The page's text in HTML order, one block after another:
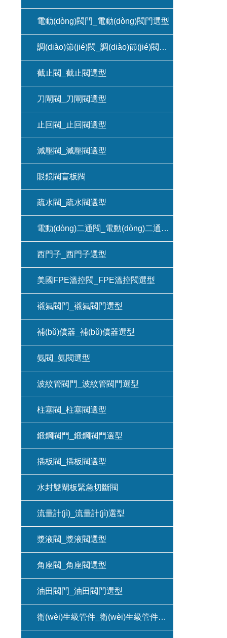
電動(dòng)閥門_電動(dòng)閥門選型
調(diào)節(jié)閥_調(diào)節(jié)閥選型
截止閥_截止閥選型
刀閘閥_刀閘閥選型
止回閥_止回閥選型
減壓閥_減壓閥選型
眼鏡閥盲板閥
疏水閥_疏水閥選型
電動(dòng)二通閥_電動(dòng)二通閥選型
西門子_西門子選型
美國FPE溫控閥_FPE溫控閥選型
襯氟閥門_襯氟閥門選型
補(bǔ)償器_補(bǔ)償器選型
氨閥_氨閥選型
波紋管閥門_波紋管閥門選型
柱塞閥_柱塞閥選型
鍛鋼閥門_鍛鋼閥門選型
插板閥_插板閥選型
水封雙閘板緊急切斷閥
流量計(jì)_流量計(jì)選型
漿液閥_漿液閥選型
角座閥_角座閥選型
油田閥門_油田閥門選型
衛(wèi)生級管件_衛(wèi)生級管件選型